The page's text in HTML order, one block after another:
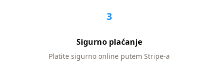
3
Sigurno plaćanje
Platite sigurno online putem Stripe-a